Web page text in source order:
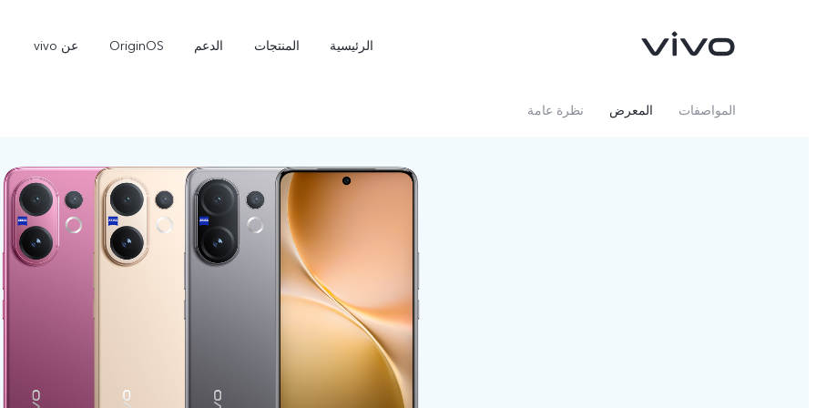
الرئيسية المنتجات الدعم OriginOS عن vivo
V60 Lite
نظرة عامة المعرض المواصفات